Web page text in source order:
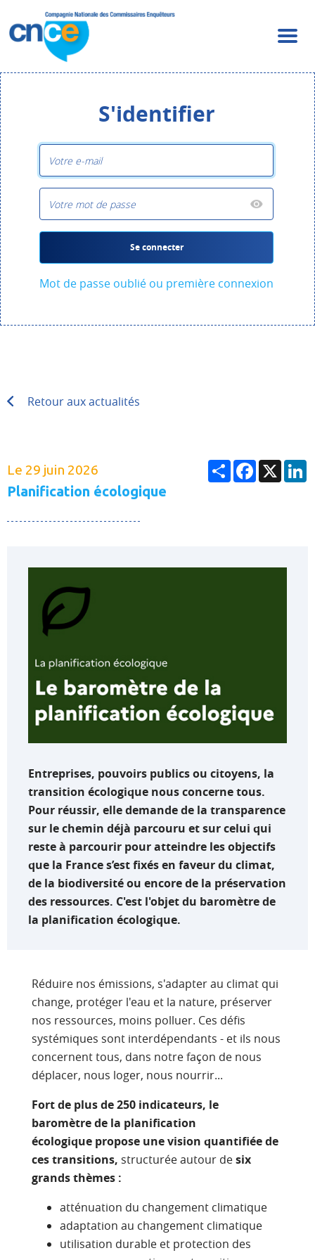
S'identifier
Se connecter
Mot de passe oublié ou première connexion
Retour aux actualités
Le 29 juin 2026 PartagerFacebook
X
Planification écologique
Entreprises, pouvoirs publics ou citoyens, la
transition écologique nous concerne tous.
Pour réussir, elle demande de la transparence
sur le chemin déjà parcouru et sur celui qui
reste à parcourir pour atteindre les objectifs
que la France s’est fixés en faveur du climat,
de la biodiversité ou encore de la préservation
des ressources. C'est l'objet du baromètre de
la planification écologique.
Réduire nos émissions, s'adapter au climat qui
change, protéger l'eau et la nature, préserver
nos ressources, moins polluer. Ces défis
systémiques sont interdépendants - et ils nous
concernent tous, dans notre façon de nous
déplacer, nous loger, nous nourrir...
Fort de plus de 250 indicateurs, le
baromètre de la planification
écologique propose une vision quantifiée de
ces transitions, structurée autour desix
grands thèmes :
atténuation du changement climatique
adaptation au changement climatique
utilisation durable et protection des